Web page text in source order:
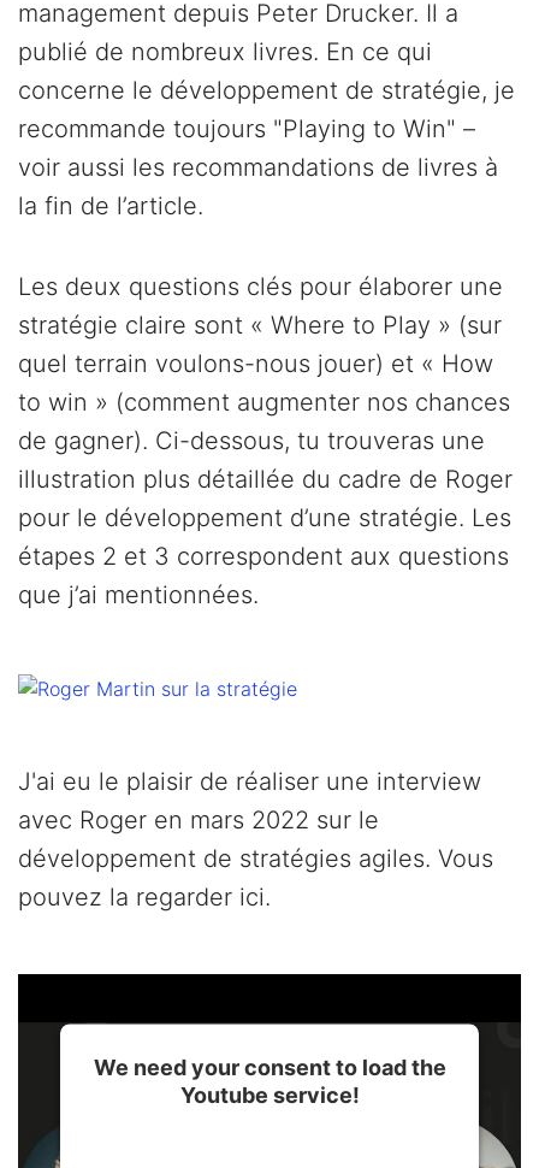
management depuis Peter Drucker. Il a
publié de nombreux livres. En ce qui
concerne le développement de stratégie, je
recommande toujours "Playing to Win" –
voir aussi les recommandations de livres à
la fin de l’article.
Les deux questions clés pour élaborer une
stratégie claire sont « Where to Play » (sur
quel terrain voulons-nous jouer) et « How
to win » (comment augmenter nos chances
de gagner). Ci-dessous, tu trouveras une
illustration plus détaillée du cadre de Roger
pour le développement d’une stratégie. Les
étapes 2 et 3 correspondent aux questions
que j’ai mentionnées.
J'ai eu le plaisir de réaliser une interview
avec Roger en mars 2022 sur le
développement de stratégies agiles. Vous
pouvez la regarder ici.
We need your consent to load the
Youtube service!